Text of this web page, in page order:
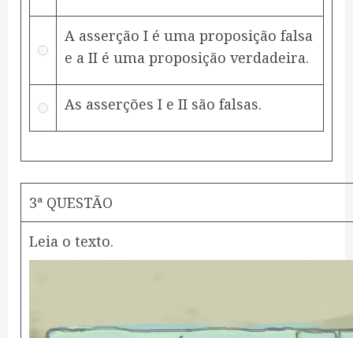
A asserção I é uma proposição falsa
e a II é uma proposição verdadeira.
As asserções I e II são falsas.
3ª QUESTÃO
Leia o texto.